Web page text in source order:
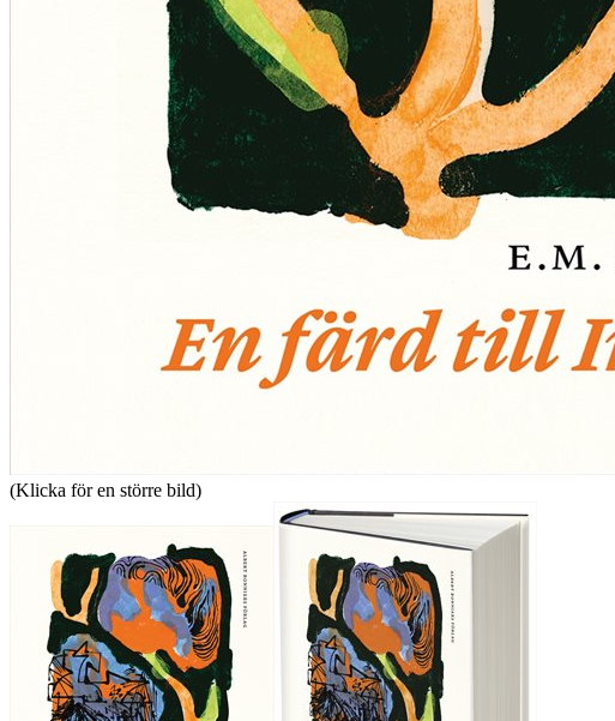
(Klicka för en större bild)